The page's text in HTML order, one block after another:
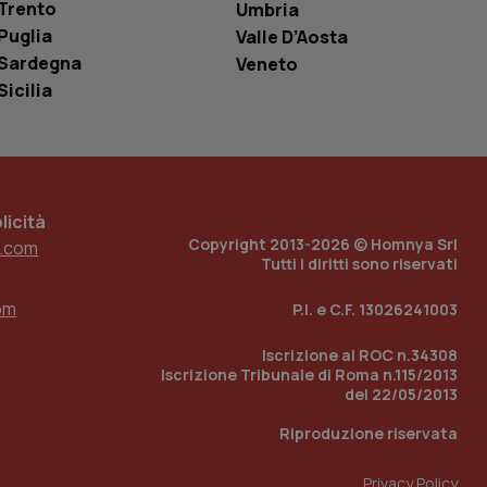
Umbria
Valle D’Aosta
Veneto
Copyright 2013-2026 © Homnya Srl
Tutti i diritti sono riservati
P.I. e C.F. 13026241003
Iscrizione al ROC n.34308
Iscrizione Tribunale di Roma n.115/2013
del 22/05/2013
Riproduzione riservata
in cui viene
sito, ma un
di accesso per
Analytics
per mantenere
traccia
incorporati
del sito web sta
traccia